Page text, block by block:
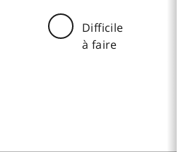
Difficile
à faire